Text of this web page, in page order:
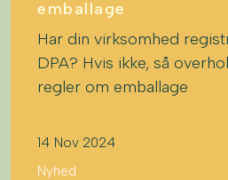
emballage
Har din virksomhed
DPA? Hvis ikke, så
regler om emballage
14 Nov 2024
Nyhed